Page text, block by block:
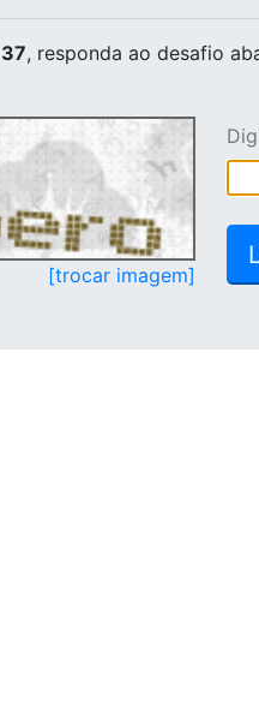
, responda ao desafio
[trocar imagem]